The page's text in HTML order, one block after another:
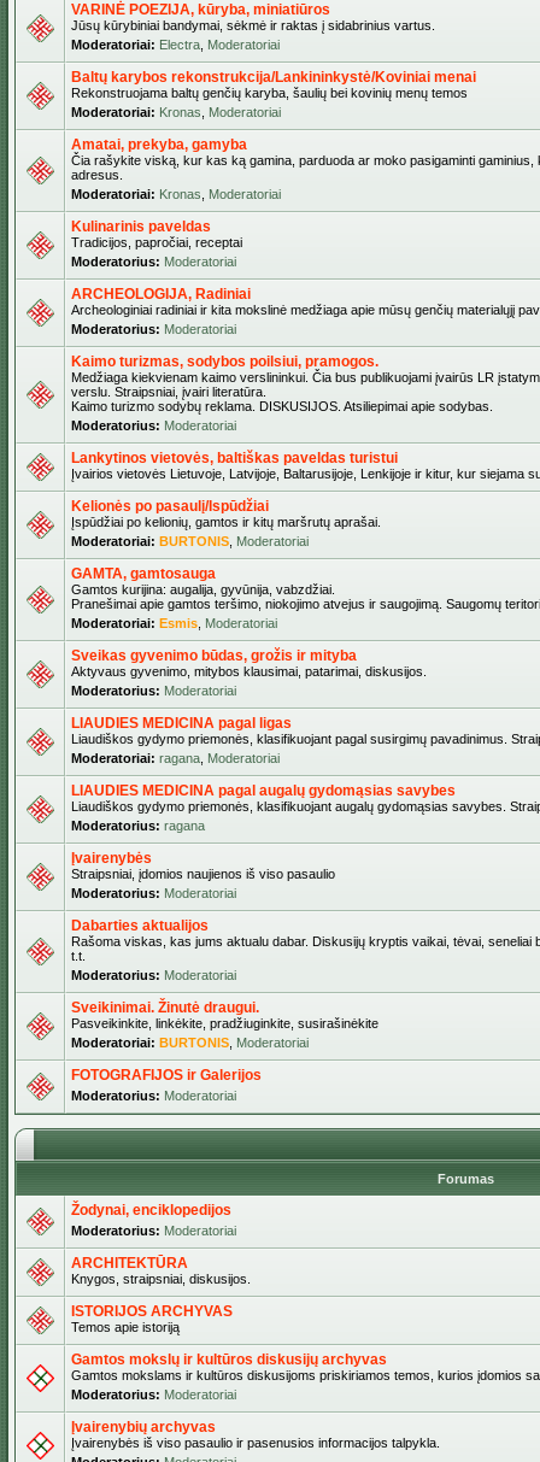
VARINĖ POEZIJA, kūryba, miniatiūros
Jūsų kūrybiniai bandymai, sėkmė ir raktas į sidabrinius vartus.
Moderatoriai: Electra Moderatoriai
Baltų karybos rekonstrukcija/Lankininkystė/Koviniai menai
Rekonstruojama baltų genčių karyba, šaulių bei kovinių menų temos
Moderatoriai: Kronas Moderatoriai
Amatai, prekyba, gamyba
Čia rašykite viską, kur kas ką gamina, parduoda ar moko pasigaminti
adresus.
Moderatoriai: Kronas Moderatoriai
Kulinarinis paveldas
Tradicijos, papročiai, receptai
Moderatorius: Moderatoriai
ARCHEOLOGIJA, Radiniai
Archeologiniai radiniai ir kita mokslinė medžiaga apie mūsų genčių materialųjį
Moderatorius: Moderatoriai
Kaimo turizmas, sodybos poilsiui, pramogos.
Medžiaga kiekvienam kaimo verslininkui. Čia bus publikuojami įvairūs LR
verslu. Straipsniai, įvairi literatūra.
Kaimo turizmo sodybų reklama. DISKUSIJOS. Atsiliepimai apie sodybas.
Moderatorius: Moderatoriai
Lankytinos vietovės, baltiškas paveldas turistui
Įvairios vietovės Lietuvoje, Latvijoje, Baltarusijoje, Lenkijoje ir kitur, kur siejama
Kelionės po pasaulį/Ispūdžiai
Įspūdžiai po kelionių, gamtos ir kitų maršrutų aprašai.
Moderatoriai: BURTONIS Moderatoriai
GAMTA, gamtosauga
Gamtos kurijina: augalija, gyvūnija, vabzdžiai.
Pranešimai apie gamtos teršimo, niokojimo atvejus ir saugojimą. Saugomų
Moderatoriai: Esmis Moderatoriai
Sveikas gyvenimo būdas, grožis ir mityba
Aktyvaus gyvenimo, mitybos klausimai, patarimai, diskusijos.
Moderatorius: Moderatoriai
LIAUDIES MEDICINA pagal ligas
Liaudiškos gydymo priemonės, klasifikuojant pagal susirgimų pavadinimus.
Moderatoriai: ragana Moderatoriai
LIAUDIES MEDICINA pagal augalų gydomąsias savybes
Liaudiškos gydymo priemonės, klasifikuojant augalų gydomąsias savybes.
Moderatorius: ragana
Įvairenybės
Straipsniai, įdomios naujienos iš viso pasaulio
Moderatorius: Moderatoriai
Dabarties aktualijos
Rašoma viskas, kas jums aktualu dabar. Diskusijų kryptis vaikai, tėvai, seneliai
t.t.
Moderatorius: Moderatoriai
Sveikinimai. Žinutė draugui.
Pasveikinkite, linkėkite, pradžiuginkite, susirašinėkite
Moderatoriai: BURTONIS Moderatoriai
FOTOGRAFIJOS ir Galerijos
Moderatorius: Moderatoriai
Forumas
Žodynai, enciklopedijos
Moderatorius: Moderatoriai
ARCHITEKTŪRA
Knygos, straipsniai, diskusijos.
ISTORIJOS ARCHYVAS
Temos apie istoriją
Gamtos mokslų ir kultūros diskusijų archyvas
Gamtos mokslams ir kultūros diskusijoms priskiriamos temos, kurios įdomios
Moderatorius: Moderatoriai
Įvairenybių archyvas
Įvairenybės iš viso pasaulio ir pasenusios informacijos talpykla.